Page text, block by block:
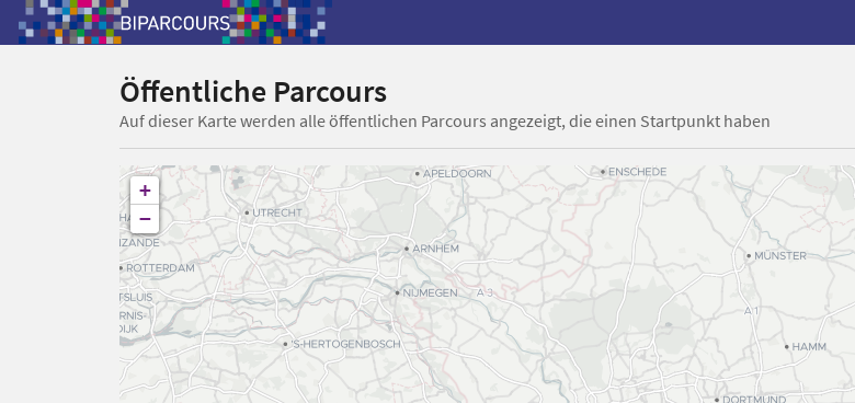
Öffentliche Parcours
Auf dieser Karte werden alle öffentlichen Parcours angezeigt, die einen Startpunkt haben
+
−